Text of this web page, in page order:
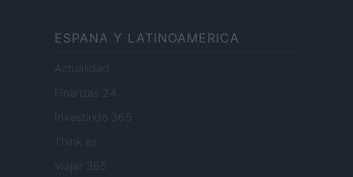
ESPANA Y LATINOAMERICA
Actualidad
Finanzas 24
Investindo 365
Viajar 365